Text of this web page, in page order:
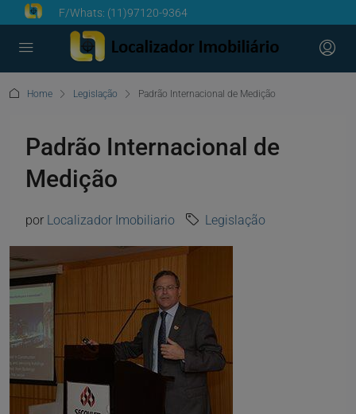
F/Whats: (11)97120-9364
Home Legislação Padrão Internacional de Medição
Padrão Internacional de
Medição
por Localizador Imobiliario Legislação